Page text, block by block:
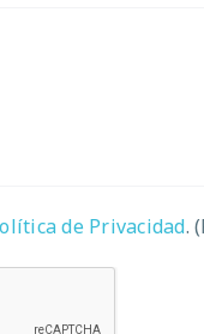
de Privacidad.